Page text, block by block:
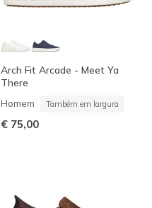
Arch Fit Arcade - Meet Ya
There
Homem Também em largura
€ 75,00